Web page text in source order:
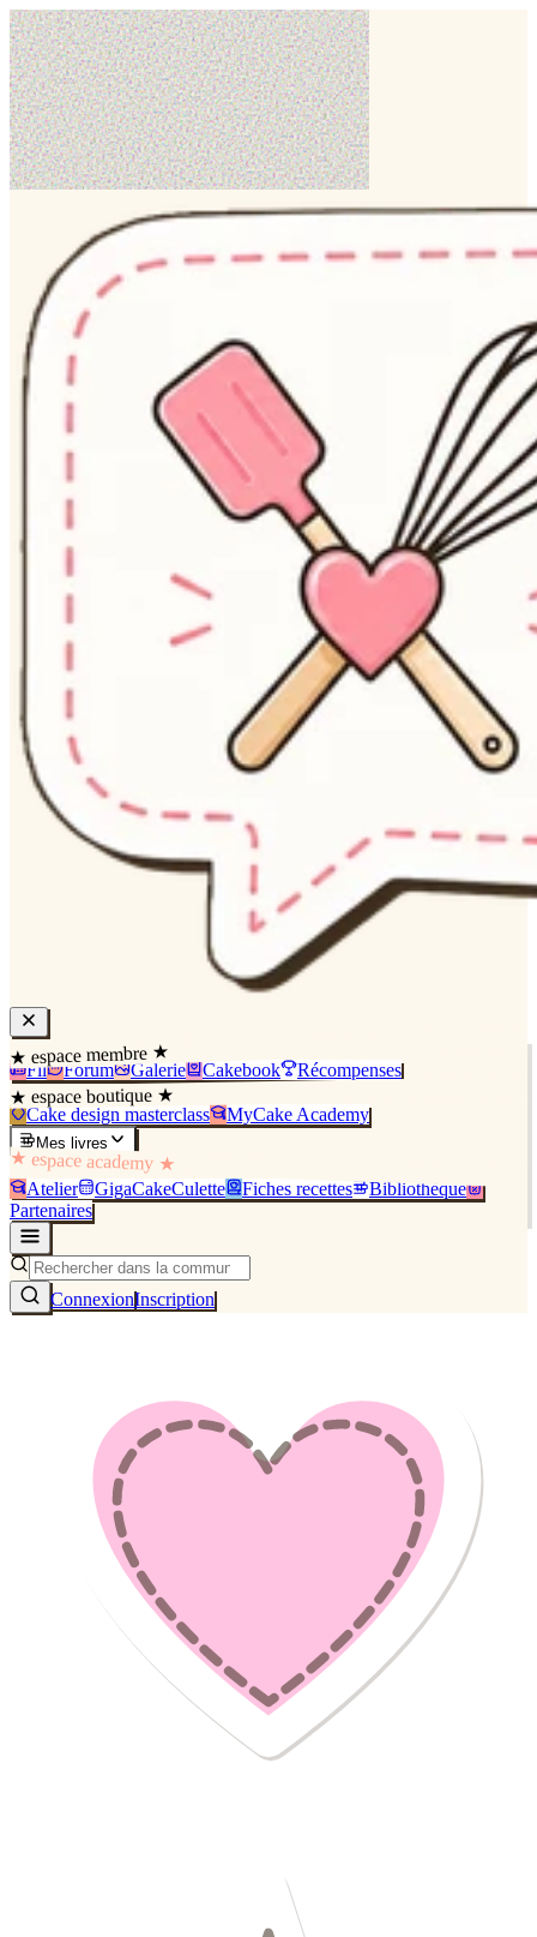
★ espace membre ★
Fil Forum Galerie Cakebook Récompenses
★ espace boutique ★
Cake design masterclass MyCake Academy
Mes livres
★ espace academy ★
Atelier GigaCakeCulette Fiches recettes
Bibliothèque
Partenaires
ConnexionInscription